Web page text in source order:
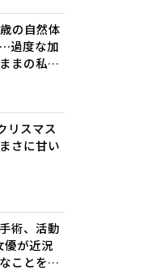
の自然体
過度な加
まの私
リスマス
さに甘い
術、活動
が近況
ことを知